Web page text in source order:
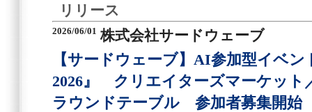
リリース
2026/06/01 株式会社サードウェーブ
【サードウェーブ】AI参加型イベ
2026』 クリエイターズマーケット
ラウンドテーブル 参加者募集開始